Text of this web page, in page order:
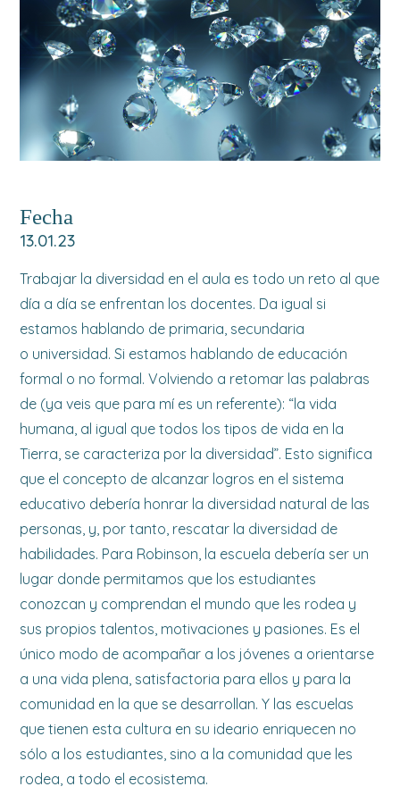
Fecha
13.01.23
Trabajar la diversidad en el aula es todo un reto al que
día a día se enfrentan los docentes. Da igual si
estamos hablando de primaria, secundaria
o universidad. Si estamos hablando de educación
formal o no formal. Volviendo a retomar las palabras
de (ya veis que para mí es un referente): “la vida
humana, al igual que todos los tipos de vida en la
Tierra, se caracteriza por la diversidad”. Esto significa
que el concepto de alcanzar logros en el sistema
educativo debería honrar la diversidad natural de las
personas, y, por tanto, rescatar la diversidad de
habilidades. Para Robinson, la escuela debería ser un
lugar donde permitamos que los estudiantes
conozcan y comprendan el mundo que les rodea y
sus propios talentos, motivaciones y pasiones. Es el
único modo de acompañar a los jóvenes a orientarse
a una vida plena, satisfactoria para ellos y para la
comunidad en la que se desarrollan. Y las escuelas
que tienen esta cultura en su ideario enriquecen no
sólo a los estudiantes, sino a la comunidad que les
rodea, a todo el ecosistema.